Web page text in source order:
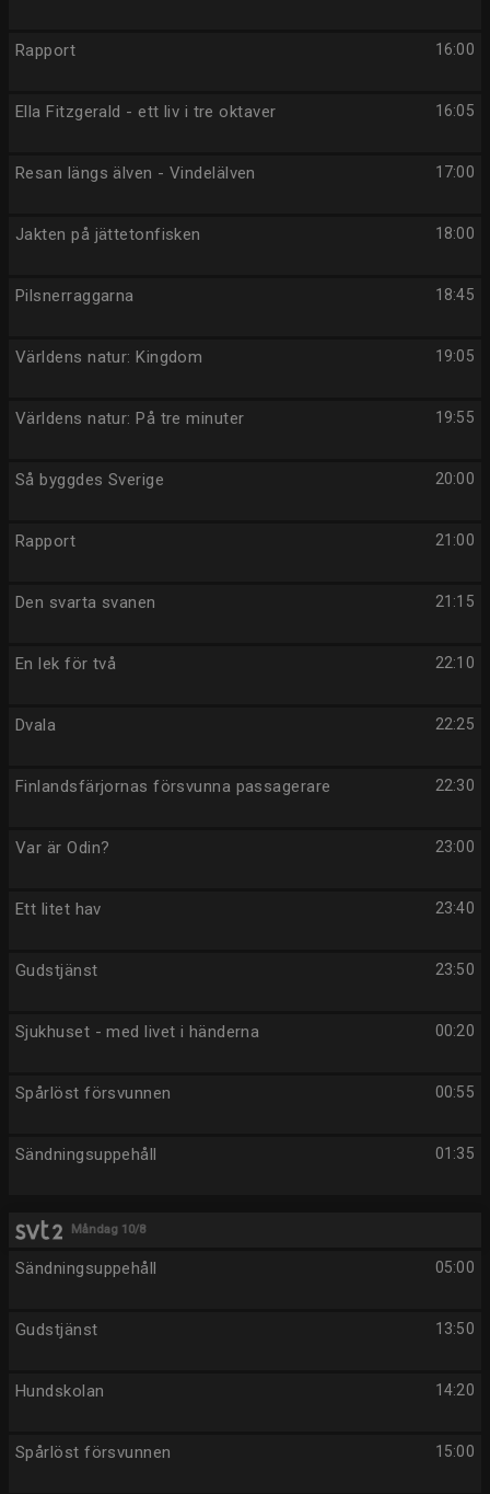
16:00
Rapport
16:05
Ella Fitzgerald - ett liv i tre oktaver
17:00
Resan längs älven - Vindelälven
18:00
Jakten på jättetonfisken
18:45
Pilsnerraggarna
19:05
Världens natur: Kingdom
19:55
Världens natur: På tre minuter
20:00
Så byggdes Sverige
21:00
Rapport
21:15
Den svarta svanen
22:10
En lek för två
22:25
Dvala
22:30
Finlandsfärjornas försvunna passagerare
23:00
Var är Odin?
23:40
Ett litet hav
23:50
Gudstjänst
00:20
Sjukhuset - med livet i händerna
00:55
Spårlöst försvunnen
01:35
Sändningsuppehåll
Måndag 10/8
05:00
Sändningsuppehåll
13:50
Gudstjänst
14:20
Hundskolan
15:00
Spårlöst försvunnen